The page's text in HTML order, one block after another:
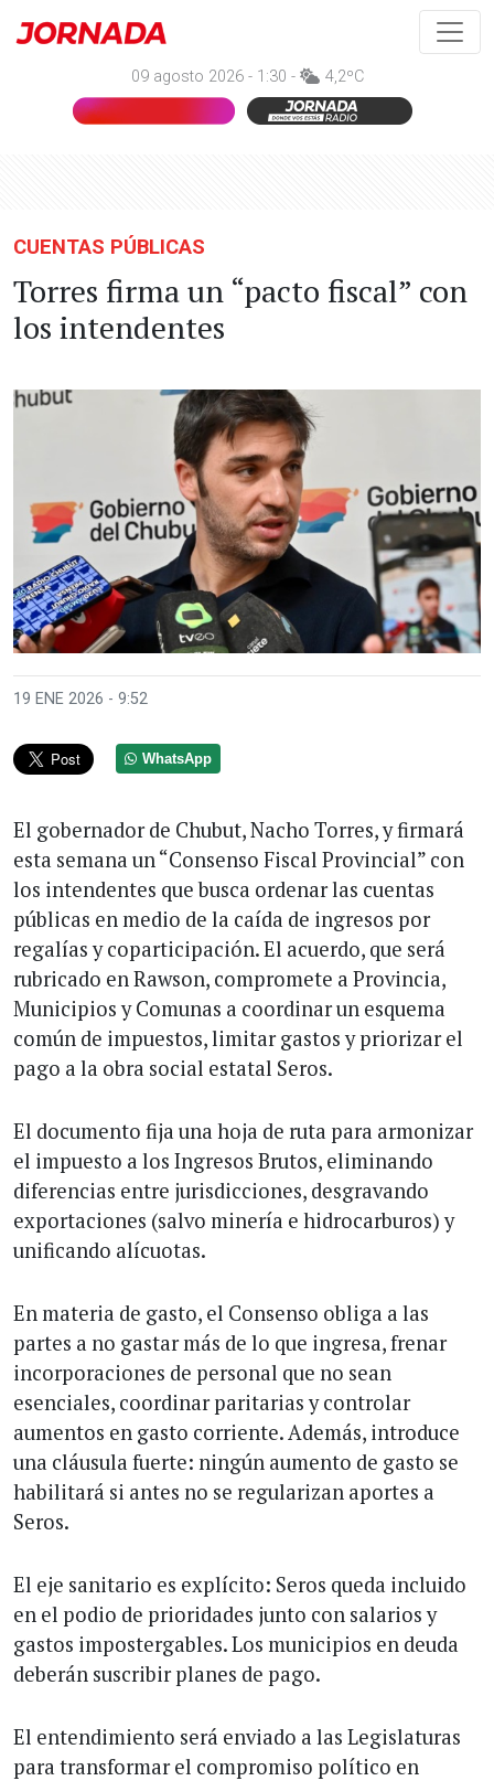
09 agosto 2026 - 1:30 - 4,2ºC
CUENTAS PÚBLICAS
Torres firma un “pacto fiscal” con
los intendentes
19 ENE 2026 - 9:52
WhatsApp
El gobernador de Chubut, Nacho Torres, y firmará
esta semana un “Consenso Fiscal Provincial” con
los intendentes que busca ordenar las cuentas
públicas en medio de la caída de ingresos por
regalías y coparticipación. El acuerdo, que será
rubricado en Rawson, compromete a Provincia,
Municipios y Comunas a coordinar un esquema
común de impuestos, limitar gastos y priorizar el
pago a la obra social estatal Seros.
El documento fija una hoja de ruta para armonizar
el impuesto a los Ingresos Brutos, eliminando
diferencias entre jurisdicciones, desgravando
exportaciones (salvo minería e hidrocarburos) y
unificando alícuotas.
En materia de gasto, el Consenso obliga a las
partes a no gastar más de lo que ingresa, frenar
incorporaciones de personal que no sean
esenciales, coordinar paritarias y controlar
aumentos en gasto corriente. Además, introduce
una cláusula fuerte: ningún aumento de gasto se
habilitará si antes no se regularizan aportes a
Seros.
El eje sanitario es explícito: Seros queda incluido
en el podio de prioridades junto con salarios y
gastos impostergables. Los municipios en deuda
deberán suscribir planes de pago.
El entendimiento será enviado a las Legislaturas
para transformar el compromiso político en